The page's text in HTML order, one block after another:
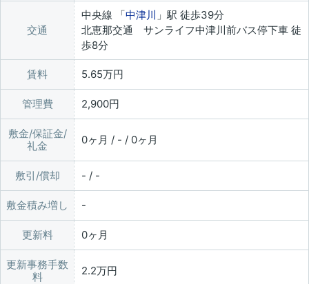
交通
中央線 「中津川 」駅 徒歩39分
北恵那交通 サンライフ中津川前バス停下車 徒
歩8分
賃料 5.65万円
管理費 2,900円
敷金/保証金/
礼金
0ヶ月 / - / 0ヶ月
敷引/償却 - / -
敷金積み増し
更新料 0ヶ月
更新事務手数
料
2.2万円